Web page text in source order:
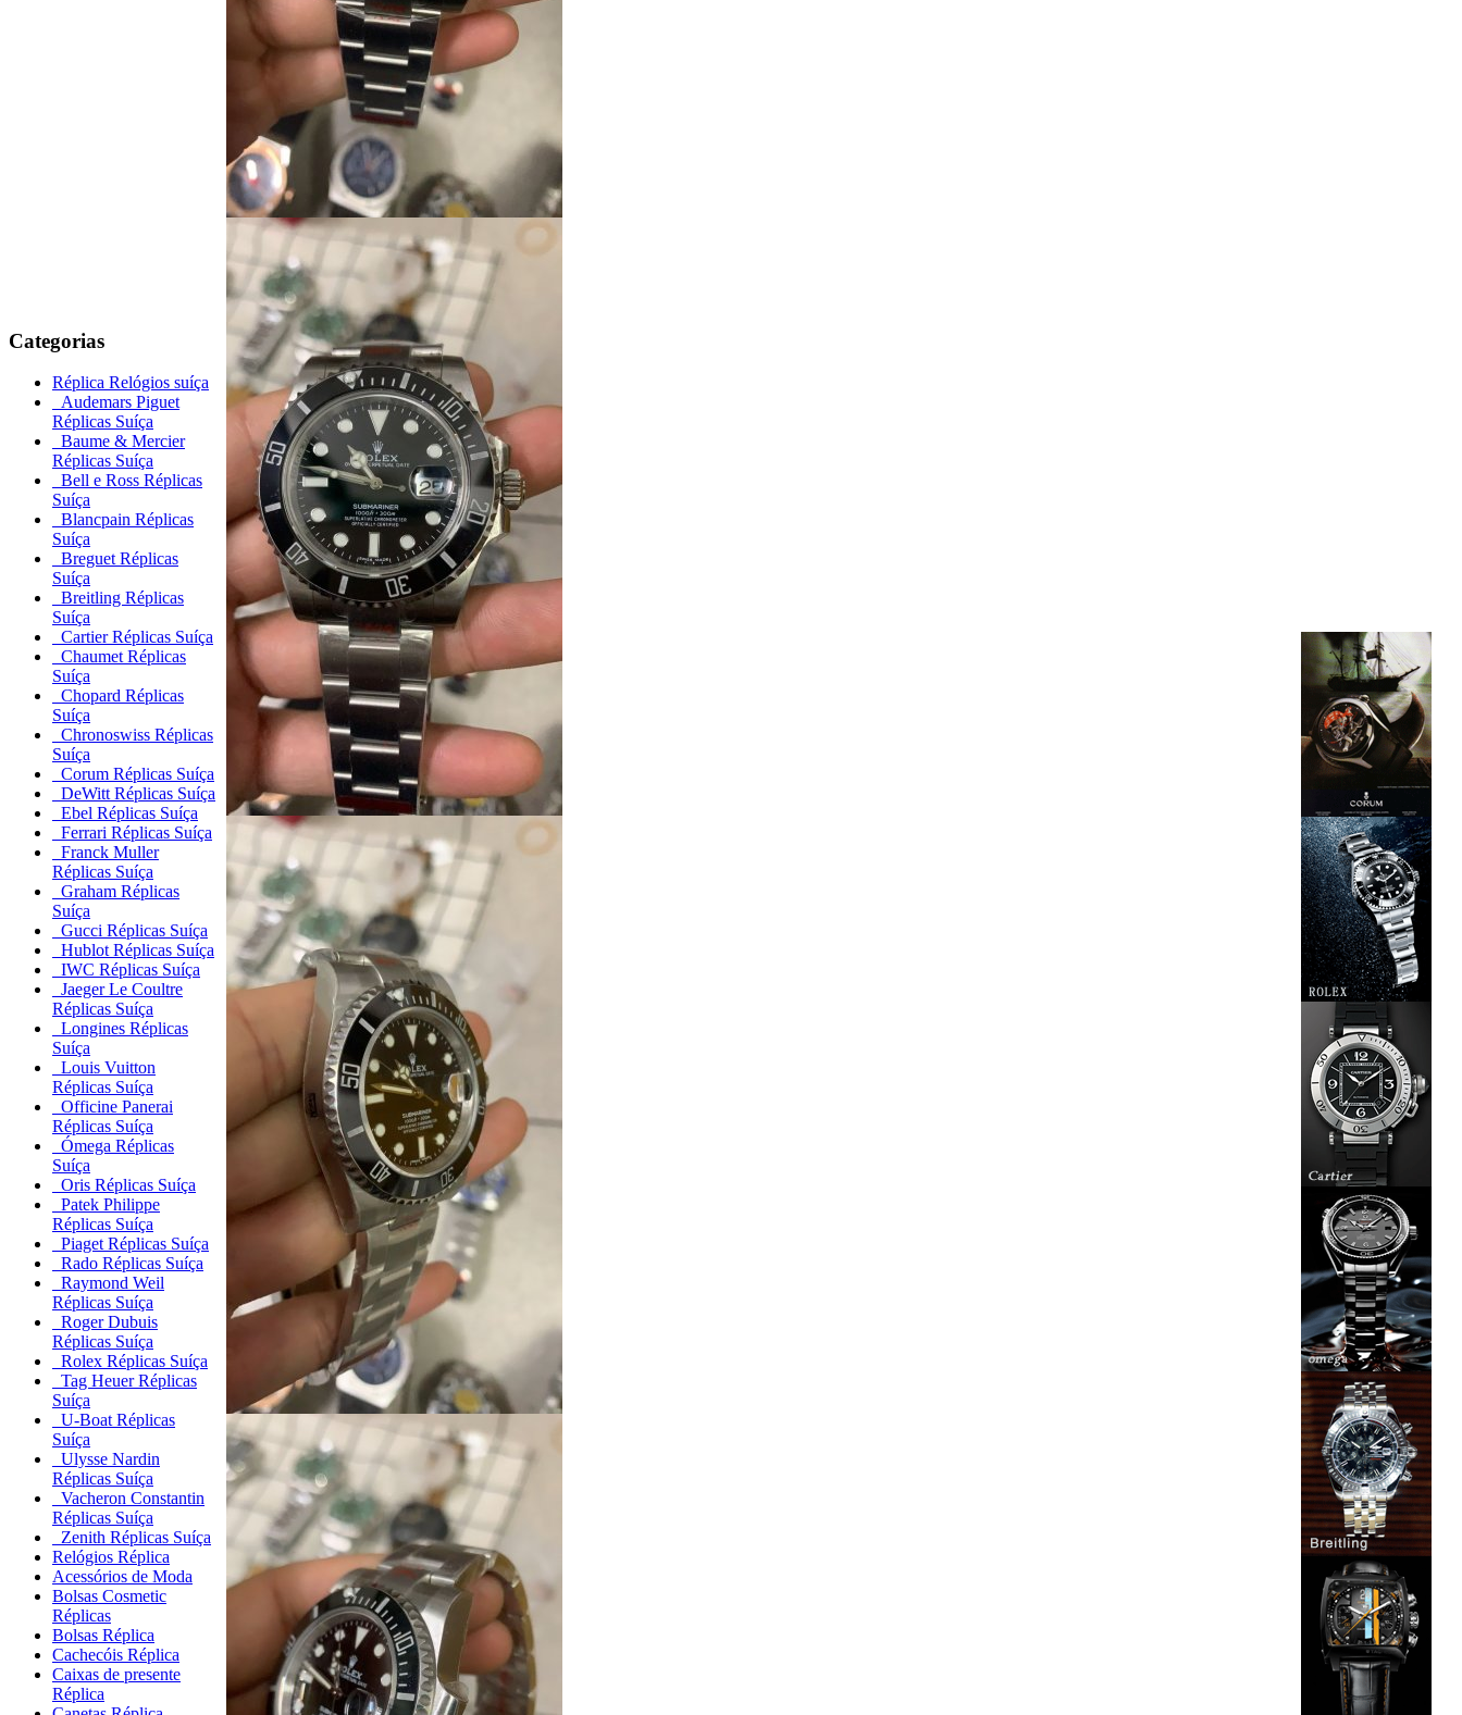
Categorias
Réplica Relógios suíça
Audemars Piguet
Réplicas Suíça
Baume & Mercier
Réplicas Suíça
Bell e Ross Réplicas
Suíça
Blancpain Réplicas
Suíça
Breguet Réplicas
Suíça
Breitling Réplicas
Suíça
Cartier Réplicas Suíça
Chaumet Réplicas
Suíça
Chopard Réplicas
Suíça
Chronoswiss Réplicas
Suíça
Corum Réplicas Suíça
DeWitt Réplicas Suíça
Ebel Réplicas Suíça
Ferrari Réplicas Suíça
Franck Muller
Réplicas Suíça
Graham Réplicas
Suíça
Gucci Réplicas Suíça
Hublot Réplicas Suíça
IWC Réplicas Suíça
Jaeger Le Coultre
Réplicas Suíça
Longines Réplicas
Suíça
Louis Vuitton
Réplicas Suíça
Officine Panerai
Réplicas Suíça
Ómega Réplicas
Suíça
Oris Réplicas Suíça
Patek Philippe
Réplicas Suíça
Piaget Réplicas Suíça
Rado Réplicas Suíça
Raymond Weil
Réplicas Suíça
Roger Dubuis
Réplicas Suíça
Rolex Réplicas Suíça
Tag Heuer Réplicas
Suíça
U-Boat Réplicas
Suíça
Ulysse Nardin
Réplicas Suíça
Vacheron Constantin
Réplicas Suíça
Zenith Réplicas Suíça
Relógios Réplica
Acessórios de Moda
Bolsas Cosmetic
Réplicas
Bolsas Réplica
Cachecóis Réplica
Caixas de presente
Réplica